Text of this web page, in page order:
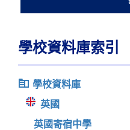
學校資料庫索引
學校資料庫
英國
英國寄宿中學